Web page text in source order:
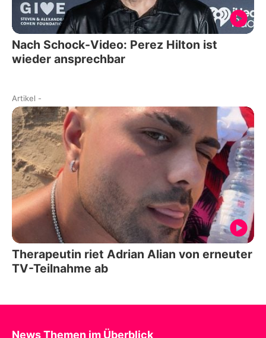
Nach Schock-Video: Perez Hilton ist
wieder ansprechbar
Artikel -
Therapeutin riet Adrian Alian von erneuter
TV-Teilnahme ab
News Themen im Überblick